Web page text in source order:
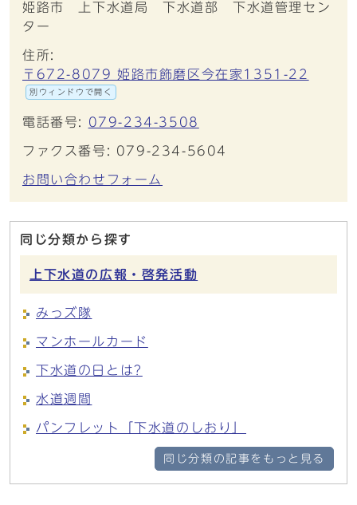
姫路市 上下水道局 下水道部 下水道管理セン
ター
住所:
〒672-8079 姫路市飾磨区今在家1351-22
別ウィンドウで開く
電話番号: 079-234-3508
ファクス番号: 079-234-5604
お問い合わせフォーム
同じ分類から探す
上下水道の広報・啓発活動
みっズ隊
マンホールカード
下水道の日とは?
水道週間
パンフレット「下水道のしおり」
同じ分類の記事をもっと見る